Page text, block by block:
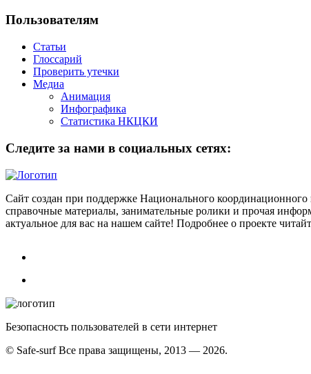
Пользователям
Статьи
Глоссарий
Проверить утечки
Медиа
Анимация
Инфографика
Статистика НКЦКИ
Следите за нами в социальных сетях:
Сайт создан при поддержке Национального
справочные материалы, занимательные ролики и прочая
актуальное для вас на нашем сайте! Подробнее о проекте
Безопасность пользователей в сети интернет
© Safe-surf Все права защищены, 2013 — 2026.